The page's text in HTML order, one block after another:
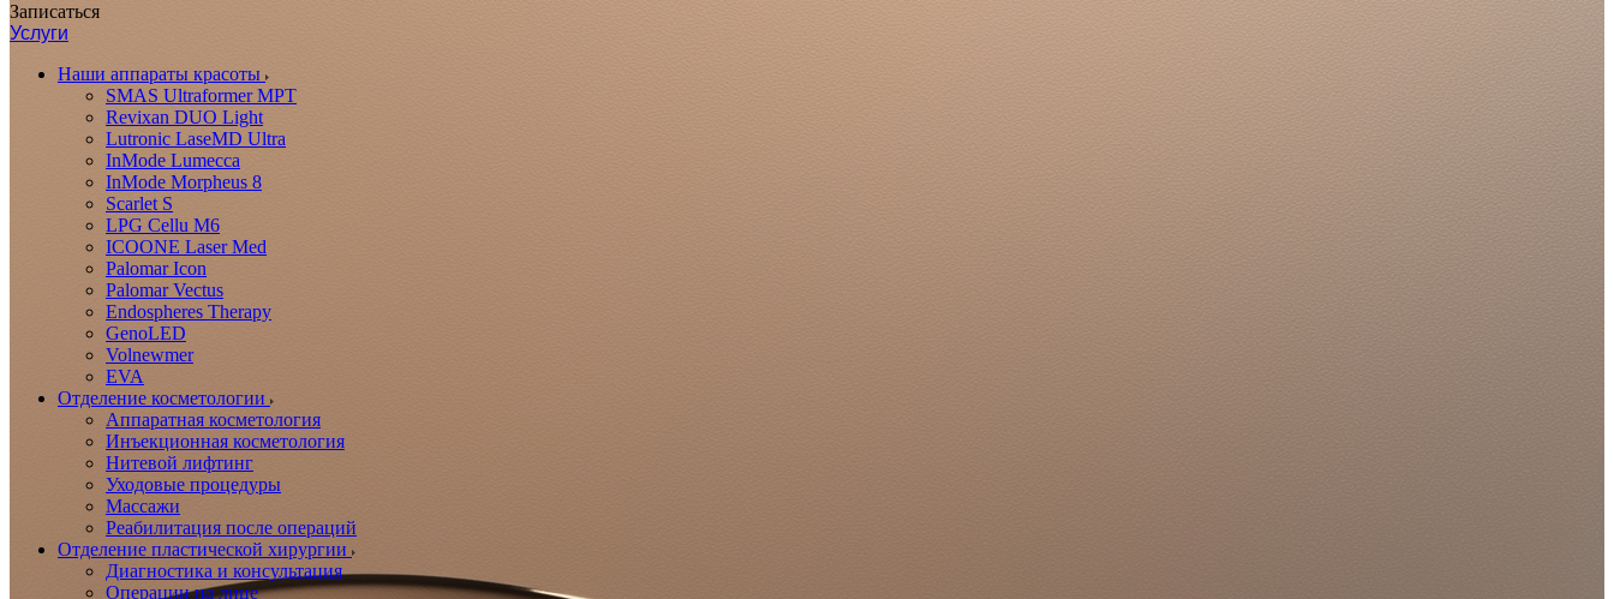
Записаться
Услуги
Наши аппараты красоты
SMAS Ultraformer MPT
Revixan DUO Light
Lutronic LaseMD Ultra
InMode Lumecca
InMode Morpheus 8
Scarlet S
LPG Cellu M6
ICOONE Laser Med
Palomar Icon
Palomar Vectus
Endospheres Therapy
GenoLED
Volnewmer
EVA
Отделение косметологии
Аппаратная косметология
Инъекционная косметология
Нитевой лифтинг
Уходовые процедуры
Массажи
Реабилитация после операций
Отделение пластической хирургии
Диагностика и консультация
Операции на лице